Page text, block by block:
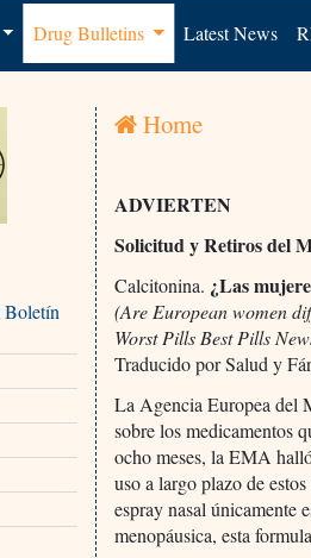
Drug Bulletins Latest News
Boletín
Home
ADVIERTEN
Solicitud y Retiros del
Calcitonina. ¿Las
(Are European women
Worst Pills Best Pills
Traducido por Salud y
La Agencia Europea del
sobre los medicamentos
ocho meses, la EMA
uso a largo plazo de
espray nasal únicamente
menopáusica, esta